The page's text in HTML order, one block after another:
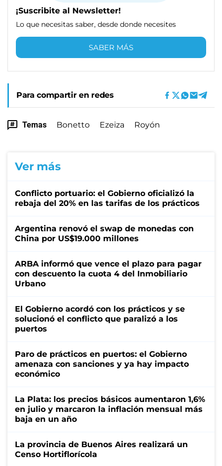
¡Suscribite al Newsletter!
Lo que necesitas saber, desde donde necesites
SABER MÁS
Para compartir en redes
Temas Bonetto Ezeiza Royón
Ver más
Conflicto portuario: el Gobierno oficializó la
rebaja del 20% en las tarifas de los prácticos
Argentina renovó el swap de monedas con
China por US$19.000 millones
ARBA informó que vence el plazo para pagar
con descuento la cuota 4 del Inmobiliario
Urbano
El Gobierno acordó con los prácticos y se
solucionó el conflicto que paralizó a los
puertos
Paro de prácticos en puertos: el Gobierno
amenaza con sanciones y ya hay impacto
económico
La Plata: los precios básicos aumentaron 1,6%
en julio y marcaron la inflación mensual más
baja en un año
La provincia de Buenos Aires realizará un
Censo Hortiflorícola